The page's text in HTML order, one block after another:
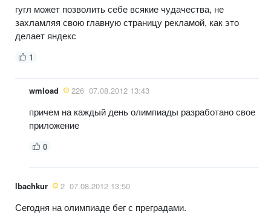
гугл может позволить себе всякие чудачества, не
захламляя свою главную страницу рекламой, как это
делает яндекс
1
wmload 226 07.08.2012 13:43
причем на каждый день олимпиады разработано свое
приложение
0
lbachkur 2 07.08.2012 13:50
Сегодня на олимпиаде бег с преградами.